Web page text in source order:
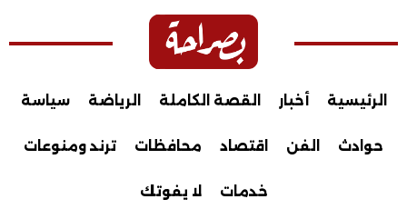
الرئيسية أخبار القصة الكاملة الرياضة سياسة
حوادث الفن اقتصاد محافظات ترند ومنوعات
خدمات لا يفوتك